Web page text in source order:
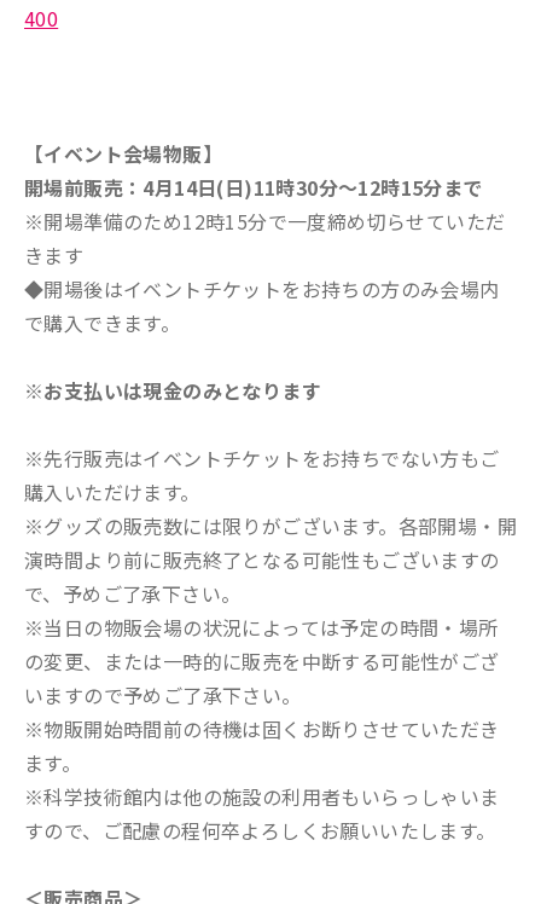
400
【イベント会場物販】
開場前販売：4月14日(日)11時30分～12時15分まで
※開場準備のため12時15分で一度締め切らせていただ
きます
◆開場後はイベントチケットをお持ちの方のみ会場内
で購入できます。
※お支払いは現金のみとなります
※先行販売はイベントチケットをお持ちでない方もご
購入いただけます。
※グッズの販売数には限りがございます。各部開場・開
演時間より前に販売終了となる可能性もございますの
で、予めご了承下さい。
※当日の物販会場の状況によっては予定の時間・場所
の変更、または一時的に販売を中断する可能性がござ
いますので予めご了承下さい。
※物販開始時間前の待機は固くお断りさせていただき
ます。
※科学技術館内は他の施設の利用者もいらっしゃいま
すので、ご配慮の程何卒よろしくお願いいたします。
＜販売商品＞